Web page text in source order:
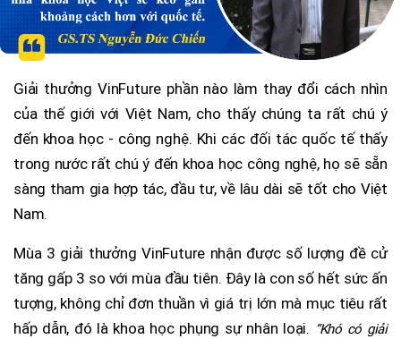
Giải thưởng VinFuture phần nào làm thay đổi cách nhìn
của thế giới với Việt Nam, cho thấy chúng ta rất chú ý
đến khoa học - công nghệ. Khi các đối tác quốc tế thấy
trong nước rất chú ý đến khoa học công nghệ, họ sẽ sẵn
sàng tham gia hợp tác, đầu tư, về lâu dài sẽ tốt cho Việt
Nam.
Mùa 3 giải thưởng VinFuture nhận được số lượng đề cử
tăng gấp 3 so với mùa đầu tiên. Đây là con số hết sức ấn
tượng, không chỉ đơn thuần vì giá trị lớn mà mục tiêu rất
hấp dẫn, đó là khoa học phụng sự nhân loại. “Khó có giải